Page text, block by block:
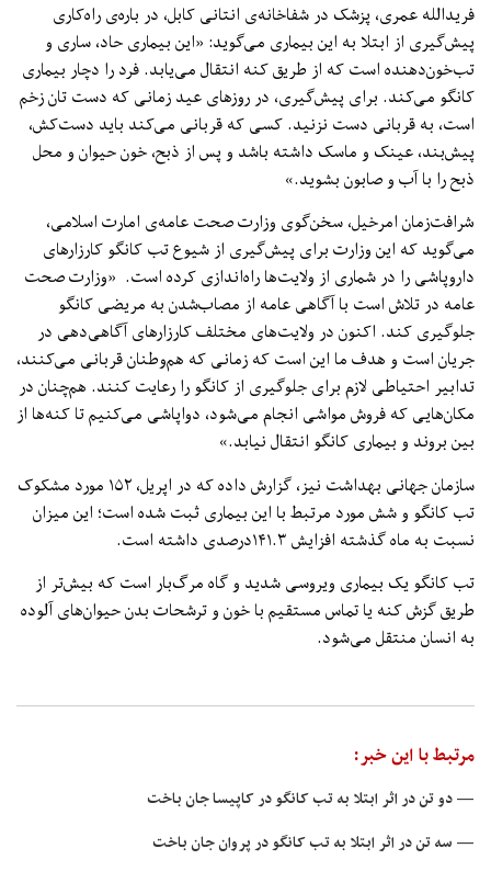
فریدالله عمری، پزشک در شفاخانه‌ی انتانی کابل، در باره‌ی راه‌کاری
پیش‌گیری از ابتلا به این بیماری می‌گوید: «این بیماری حاد، ساری و
تب‌خون‌دهنده است که از طریق کنه انتقال می‌یابد. فرد را دچار بیماری
کانگو می‌کند. برای پیش‌گیری، در روزهای عید زمانی که دست‌ تان زخم
است، به قربانی دست نزنید. کسی که قربانی می‌کند باید دست‌کش،
پیش‌بند، عینک و ماسک داشته باشد و پس از ذبح، خون حیوان و محل
ذبح را با آب و صابون بشوید.»
شرافت‌زمان امرخیل، سخن‌گوی وزارت صحت عامه‌ی امارت اسلامی،
می‌گوید که این وزارت برای پیش‌گیری از شیوع تب کانگو کارزارهای
داروپاشی را در شماری از ولایت‌ها راه‌اندازی کرده است. «وزارت صحت
عامه در تلاش است با آگاهی عامه از مصاب‌شدن به مریضی کانگو
جلوگیری کند. اکنون در ولایت‌های مختلف کارزارهای آگاهی‌دهی در
جریان است و هدف ما این است که زمانی که هم‌وطنان قربانی می‌کنند،
تدابیر احتیاطی لازم برای جلوگیری از کانگو را رعایت کنند. هم‌چنان در
مکان‌هایی که فروش مواشی انجام می‌شود، دواپاشی می‌کنیم تا کنه‌ها از
بین بروند و بیماری کانگو انتقال نیابد.»
سازمان جهانی بهداشت نیز، گزارش داده که در اپریل، ۱۵۲ مورد مشکوک
تب کانگو و شش مورد مرتبط با این بیماری ثبت شده است؛ این میزان
نسبت به ماه‌ گذشته افزایش ۱۴۱.۳درصدی داشته است.
تب کانگو یک بیماری ویروسی شدید و گاه مرگ‌بار است که بیش‌تر از
طریق گزش کنه یا تماس مستقیم با خون و ترشحات بدن حیوان‌های آلوده
به انسان منتقل می‌شود.
مرتبط با این خبر:
— دو تن در اثر ابتلا به تب کانگو در کاپیسا جان باخت
— سه تن در اثر ابتلا به تب کانگو در پروان جان باخت